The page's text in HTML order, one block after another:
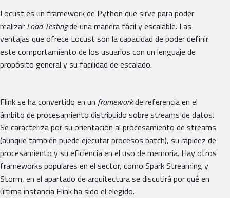
Locust es un framework de Python que sirve para poder
realizar Load Testingde una manera fácil y escalable. Las
ventajas que ofrece Locust son la capacidad de poder definir
este comportamiento de los usuarios con un lenguaje de
propósito general y su facilidad de escalado.
Flink se ha convertido en un frameworkde referencia en el
ámbito de procesamiento distribuido sobre streams de datos.
Se caracteriza por su orientación al procesamiento de streams
(aunque también puede ejecutar procesos batch), su rapidez de
procesamiento y su eficiencia en el uso de memoria. Hay otros
frameworks populares en el sector, como Spark Streaming y
Storm, en el apartado de arquitectura se discutirá por qué en
última instancia Flink ha sido el elegido.